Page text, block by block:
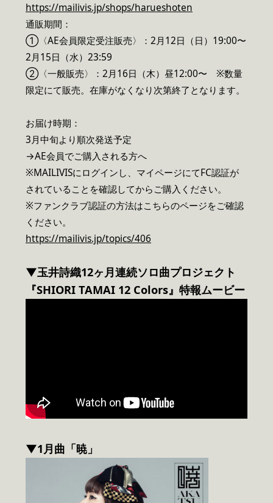
https://mailivis.jp/shops/harueshoten
通販期間：
①〈AE会員限定受注販売〉：2月12日（日）19:00〜
2月15日（水）23:59
②〈一般販売〉：2月16日（木）昼12:00〜 ※数量
限定にて販売。在庫がなくなり次第終了となります。
お届け時期：
3月中旬より順次発送予定
→AE会員でご購入される方へ
※MAILIVISにログインし、マイページにてFC認証が
されていることを確認してからご購入ください。
※ファンクラブ認証の方法はこちらのページをご確認
ください。
https://mailivis.jp/topics/406
▼玉井詩織12ヶ月連続ソロ曲プロジェクト
『SHIORI TAMAI 12 Colors』特報ムービー
▼1月曲「暁」